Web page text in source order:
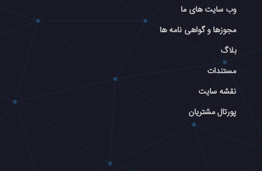
وب سایت های ما
مجوزها و گواهی نامه ها
بلاگ
مستندات
نقشه سایت
پورتال مشتریان